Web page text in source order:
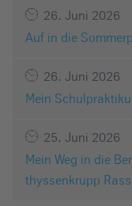
26. Juni 2026
Auf in die
26. Juni 2026
Mein
25. Juni 2026
Mein Weg in die
thyssenkrupp